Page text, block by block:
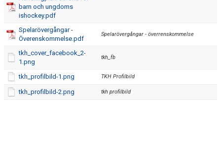
barn och ungdoms
ishockey.pdf
Spelarövergångar -
Överenskommelse.pdf
Spelarövergångar - överrenskommelse
tkh_cover_facebook_2-
1.png
tkh_fb
tkh_profilbild-1.png TKH Profilbild
tkh_profilbild-2.png tkh profilbild